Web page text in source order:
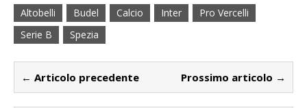
Altobelli Budel Calcio Inter
Pro Vercelli
Serie B
Spezia
← Articolo precedente Prossimo articolo →